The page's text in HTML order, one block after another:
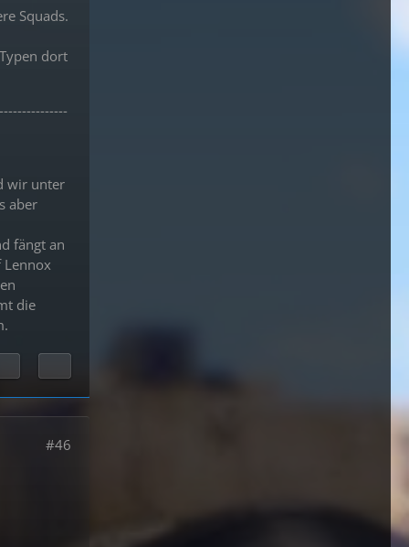
Squads.
dort
wir unter
aber
fängt an
Lennox
die
#46